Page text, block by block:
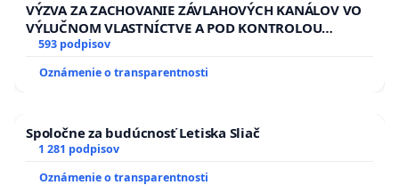
VÝZVA ZA ZACHOVANIE ZÁVLAHOVÝCH KANÁLOV VO
VÝLUČNOM VLASTNÍCTVE A POD KONTROLOU
SLOVENSKEJ REPUBLIKY & žiadosť na riešenie
zanedbaného stavu závlahových a odvodňovacích
kanálov na Slovensku
593 podpisov
Oznámenie o transparentnosti
Spoločne za budúcnosť Letiska Sliač
1 281 podpisov
Oznámenie o transparentnosti